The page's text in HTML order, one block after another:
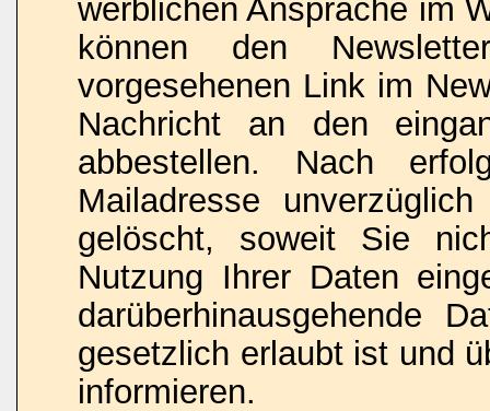
werblichen Ansprache im
können den
vorgesehenen Link im
Nachricht an den
abbestellen. Nach
Mailadresse
gelöscht, soweit Sie
Nutzung Ihrer Daten
darüberhinausgehende
gesetzlich erlaubt ist und
informieren.